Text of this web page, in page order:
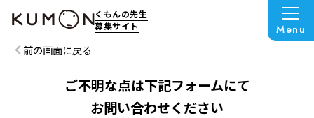
くもんの先生
募集サイト
Menu
この説明会は終了いたしました
前の画面に戻る
ご不明な点は下記フォームにて
お問い合わせください